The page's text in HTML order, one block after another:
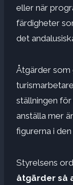
eller när
färdigheter
det
Åtgärder som
ställningen
anställa mer
figurerna i
Styrelsens
åtgärder så